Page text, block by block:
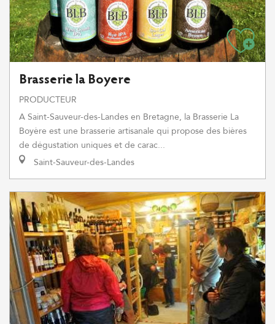
Brasserie la Boyere
PRODUCTEUR
A Saint-Sauveur-des-Landes en Bretagne, la Brasserie La
Boyère est une brasserie artisanale qui propose des bières
de dégustation uniques et de carac...
Saint-Sauveur-des-Landes